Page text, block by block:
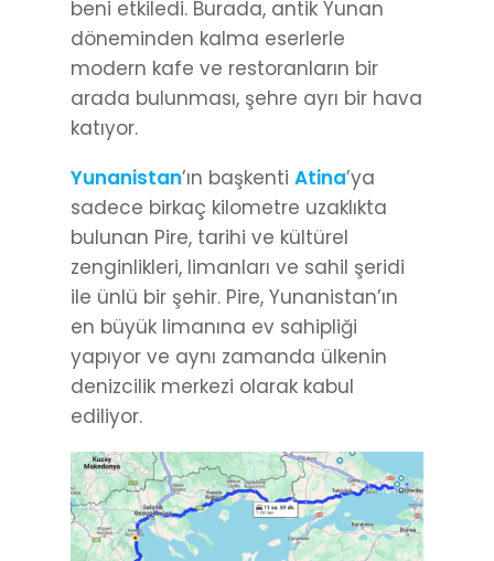
beni etkiledi. Burada, antik Yunan
döneminden kalma eserlerle
modern kafe ve restoranların bir
arada bulunması, şehre ayrı bir hava
katıyor.
Yunanistan’ın başkenti Atina’ya
sadece birkaç kilometre uzaklıkta
bulunan Pire, tarihi ve kültürel
zenginlikleri, limanları ve sahil şeridi
ile ünlü bir şehir. Pire, Yunanistan’ın
en büyük limanına ev sahipliği
yapıyor ve aynı zamanda ülkenin
denizcilik merkezi olarak kabul
ediliyor.